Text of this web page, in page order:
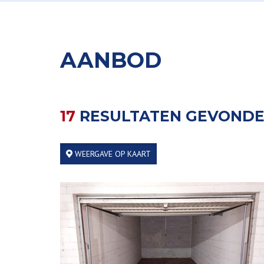
AANBOD
17 RESULTATEN
WEERGAVE OP KAART